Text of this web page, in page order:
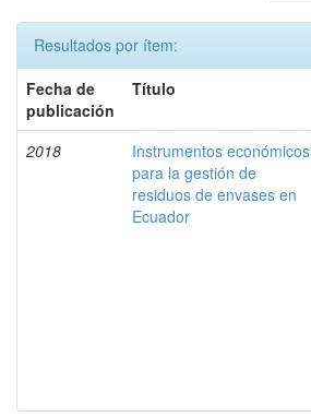
Resultados por ítem:
Fecha de
publicación
Título
2018
Instrumentos económicos
para la gestión de
residuos de envases en
Ecuador